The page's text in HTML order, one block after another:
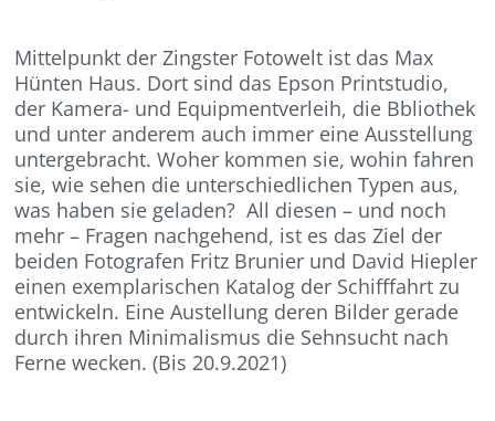
Mittelpunkt der Zingster Fotowelt ist das Max
Hünten Haus. Dort sind das Epson Printstudio,
der Kamera- und Equipmentverleih, die Bbliothek
und unter anderem auch immer eine Ausstellung
untergebracht. Woher kommen sie, wohin fahren
sie, wie sehen die unterschiedlichen Typen aus,
was haben sie geladen? All diesen – und noch
mehr – Fragen nachgehend, ist es das Ziel der
beiden Fotografen Fritz Brunier und David Hiepler
einen exemplarischen Katalog der Schifffahrt zu
entwickeln. Eine Austellung deren Bilder gerade
durch ihren Minimalismus die Sehnsucht nach
Ferne wecken. (Bis 20.9.2021)